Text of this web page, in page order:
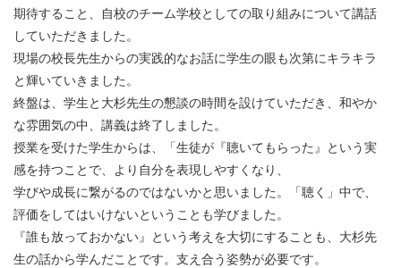
期待すること、自校のチーム学校としての取り組みについて講話
していただきました。
現場の校長先生からの実践的なお話に学生の眼も次第にキラキラ
と輝いていきました。
終盤は、学生と大杉先生の懇談の時間を設けていただき、和やか
な雰囲気の中、講義は終了しました。
授業を受けた学生からは、「生徒が『聴いてもらった』という実
感を持つことで、より自分を表現しやすくなり、
学びや成長に繋がるのではないかと思いました。「聴く」中で、
評価をしてはいけないということも学びました。
『誰も放っておかない』という考えを大切にすることも、大杉先
生の話から学んだことです。支え合う姿勢が必要です。